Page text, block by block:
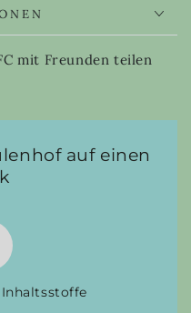
mit Freunden teilen
auf einen
Inhaltsstoffe